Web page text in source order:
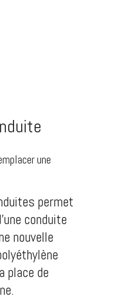
une
permet
conduite
nouvelle
place de